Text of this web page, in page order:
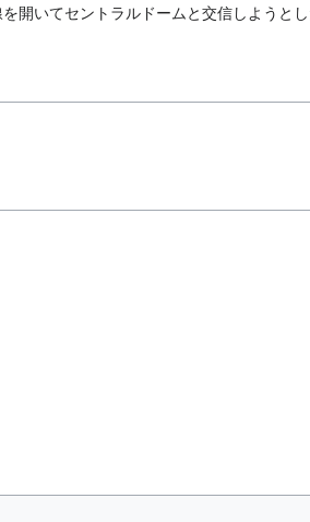
開いてセントラルドームと交信しようと